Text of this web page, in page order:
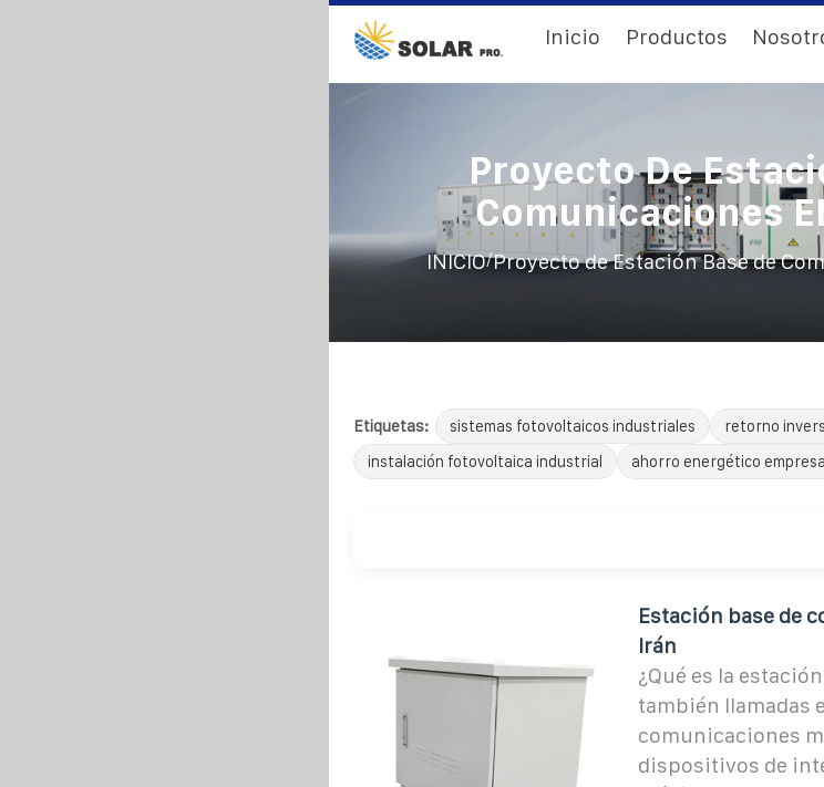
Inicio Productos
Proyecto De
Comunicaciones
INICIO/Proyecto de Estación Base de
Etiquetas: sistemas fotovoltaicos industriales retorno
instalación fotovoltaica industrial
ahorro energético empresa
Estación base de
Irán
¿Qué es la
también llamadas
comunicaciones
dispositivos de